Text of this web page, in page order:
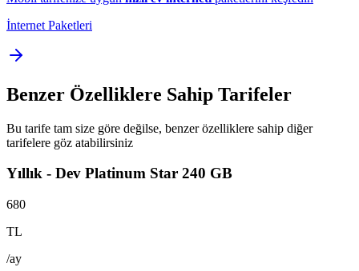
İnternet Paketleri
Benzer Özelliklere Sahip Tarifeler
Bu tarife tam size göre değilse, benzer özelliklere sahip diğer
tarifelere göz atabilirsiniz
Yıllık - Dev Platinum Star 240 GB
680
TL
/ay